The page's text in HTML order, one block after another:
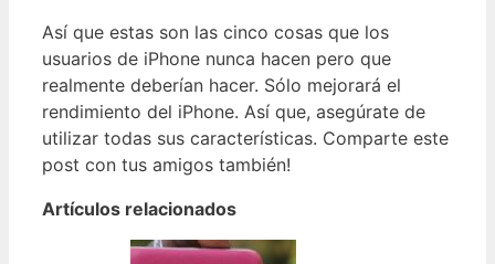
Así que estas son las cinco cosas que los
usuarios de iPhone nunca hacen pero que
realmente deberían hacer. Sólo mejorará el
rendimiento del iPhone. Así que, asegúrate de
utilizar todas sus características. Comparte este
post con tus amigos también!
Artículos relacionados